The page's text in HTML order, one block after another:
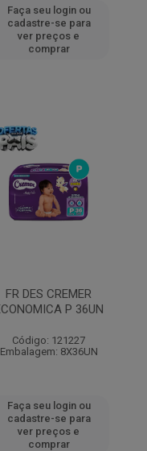
Faça seu login ou
cadastre-se para
ver preços e
comprar
FR DES CREMER
P 36UN
Código: 121227
Embalagem: 8X36UN
Faça seu login ou
cadastre-se para
ver preços e
comprar